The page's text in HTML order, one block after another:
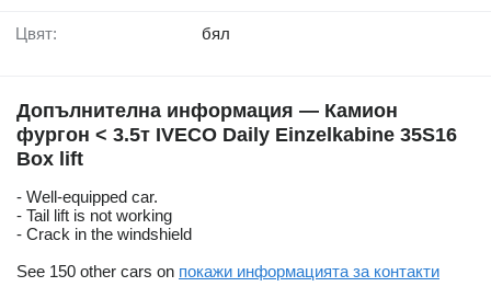
Цвят: бял
Допълнителна информация — Камион
фургон < 3.5т IVECO Daily Einzelkabine 35S16
Box lift
- Well-equipped car.
- Tail lift is not working
- Crack in the windshield
See 150 other cars on покажи информацията за контакти